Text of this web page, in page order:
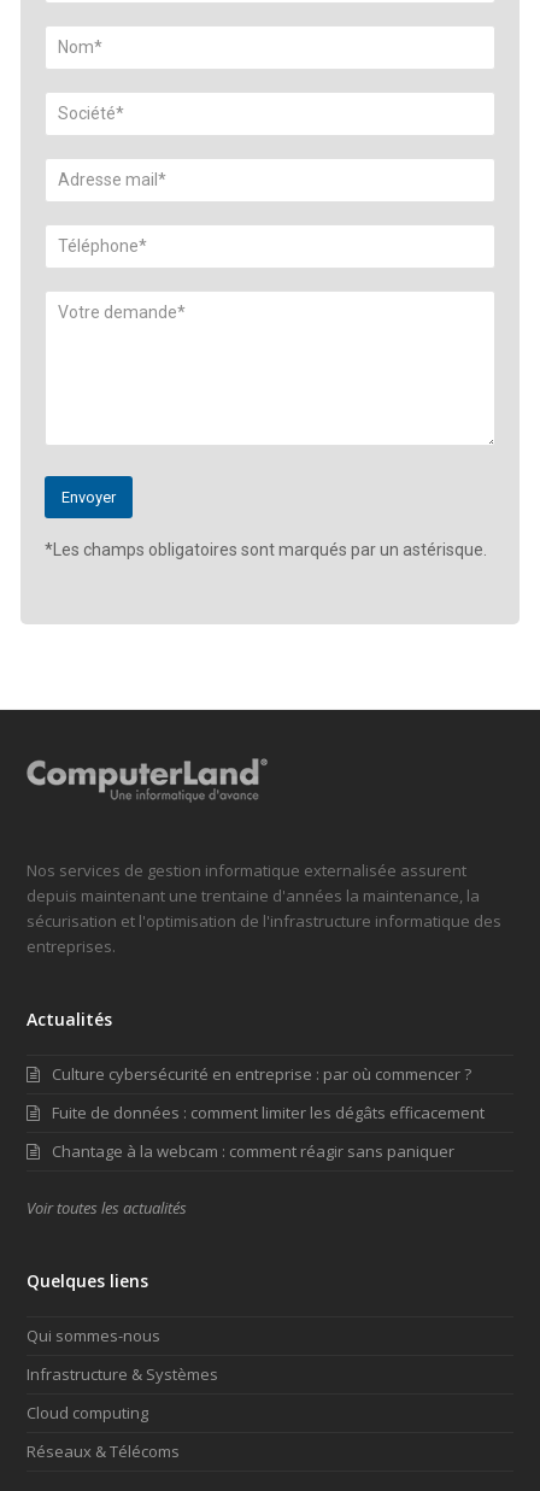
*Les champs obligatoires sont marqués par un astérisque.
Nos services de gestion informatique externalisée assurent
depuis maintenant une trentaine d'années la maintenance, la
sécurisation et l'optimisation de l'infrastructure informatique des
entreprises.
Actualités
Culture cybersécurité en entreprise : par où commencer ?
Fuite de données : comment limiter les dégâts efficacement
Chantage à la webcam : comment réagir sans paniquer
Voir toutes les actualités
Quelques liens
Qui sommes-nous
Infrastructure & Systèmes
Cloud computing
Réseaux & Télécoms